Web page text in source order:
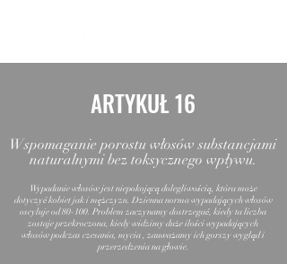
ARTYKUŁ 16
Wspomaganie porostu włosów substancjami
naturalnymi bez toksycznego wpływu.
Wypadanie włosów jest niepokojącą dolegliwością, która może
dotyczyć kobiet jak i mężczyzn. Dzienna norma wypadających włosów
oscyluje od 80-100. Problem zaczynamy dostrzegać, kiedy ta liczba
zostaje przekroczona, kiedy widzimy duże ilości wypadających
włosów podczas czesania, mycia , zauważamy ich gorszy wygląd i
przerzedzenia na głowie.